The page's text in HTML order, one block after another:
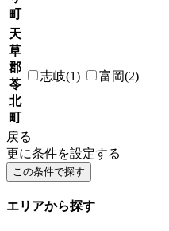
町
天
草
郡
苓
北
町
志岐(1) 富岡(2)
戻る
更に条件を設定する
エリアから探す